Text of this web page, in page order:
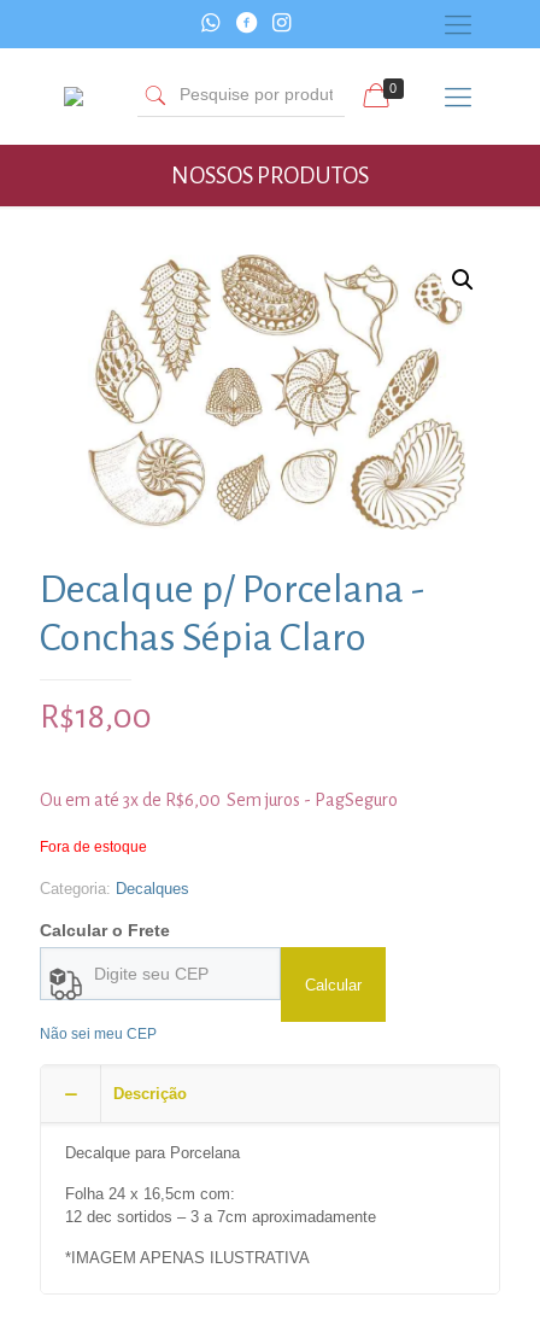
0
NOSSOS PRODUTOS
Decalque p/ Porcelana -
Conchas Sépia Claro
R$18,00
Ou em até 3x de R$6,00 Sem juros - PagSeguro
Fora de estoque
Categoria: Decalques
Calcular o Frete
Calcular
Não sei meu CEP
Descrição
Decalque para Porcelana
Folha 24 x 16,5cm com:
12 dec sortidos – 3 a 7cm aproximadamente
*IMAGEM APENAS ILUSTRATIVA